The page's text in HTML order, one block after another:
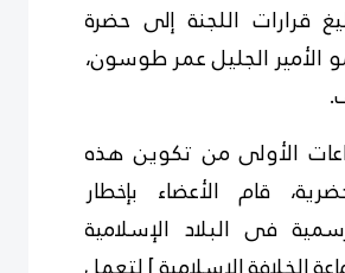
قرارات اللجنة إلى حضرة
الأمير الجليل عمر طوسون،
الأولى من تكوين هذه
قام الأعضاء بإخطار
فى البلاد الإسلامية